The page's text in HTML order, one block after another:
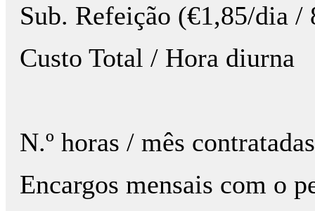
Sub. Refeição
Custo Total /
N.º horas / mês
Encargos mensais